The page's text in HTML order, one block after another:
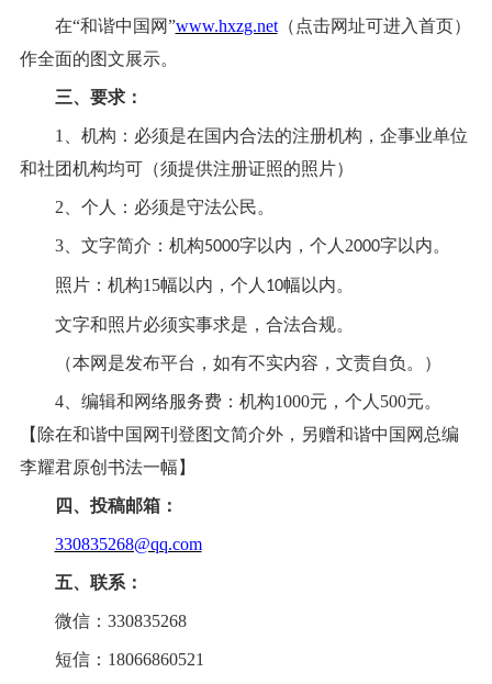
在“和谐中国网”www.hxzg.net（点击网址可进入首页）
作全面的图文展示。
三、要求：
1、机构：必须是在国内合法的注册机构，企事业单位
和社团机构均可（须提供注册证照的照片）
2、个人：必须是守法公民。
3、文字简介：机构5000字以内，个人 2000字以内。
照片：机构15幅以内，个人 10幅以内。
文字和照片必须实事求是，合法合规。
（本网是发布平台，如有不实内容，文责自负。）
4、编辑和网络服务费：机构1000元，个人500元。
【除在和谐中国网刊登图文简介外，另赠和谐中国网总编
李耀君原创书法一幅】
四、投稿邮箱：
330835268@qq.com
五、联系：
微信： 330835268
短信： 18066860521